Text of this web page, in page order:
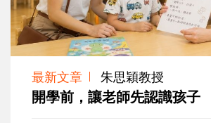
最新文章 朱思穎教授
開學前，讓老師先認識孩子